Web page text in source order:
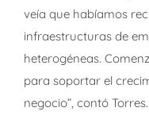
veía que habíamos
infraestructuras de
heterogéneas.
para soportar el
negocio”, contó Torres.